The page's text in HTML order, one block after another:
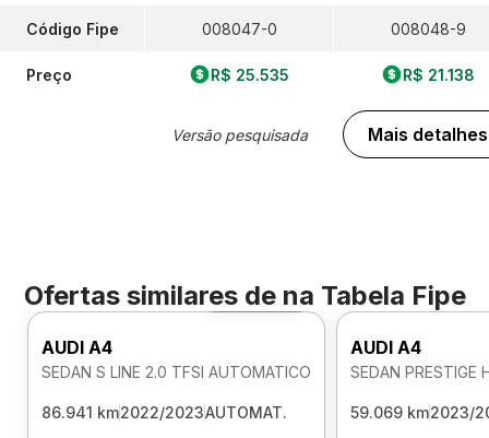
Código Fipe
Preço
008047-0
R$ 25.535
Versão pesquisada
008048-9
R$ 21.138
Mais detalhes
Ofertas similares de na Tabela Fipe
Foto 360º
AUDI A4
SEDAN S LINE 2.0 TFSI AUTOMATICO
86.941 km2022/2023AUTOMAT.
AUDI A4
59.069 km2023/